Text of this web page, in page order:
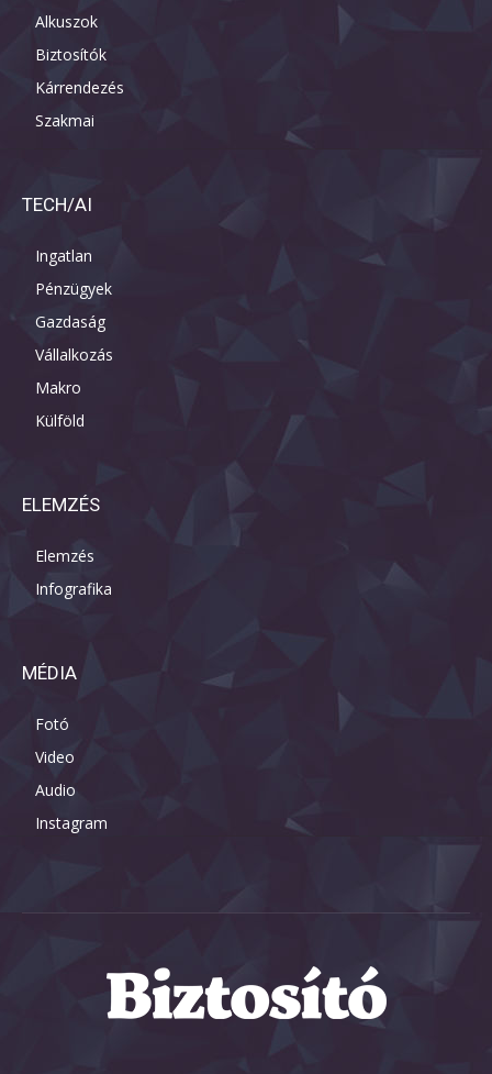
Alkuszok
Biztosítók
Kárrendezés
Szakmai
TECH/AI
Ingatlan
Pénzügyek
Gazdaság
Vállalkozás
Makro
Külföld
ELEMZÉS
Elemzés
Infografika
MÉDIA
Fotó
Video
Audio
Instagram